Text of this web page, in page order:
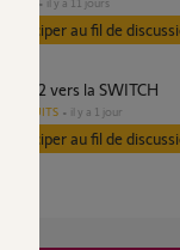
Participer au fil de
V2 vers la SWITCH
PRODUITS il y a 1 jour
Participer au fil de